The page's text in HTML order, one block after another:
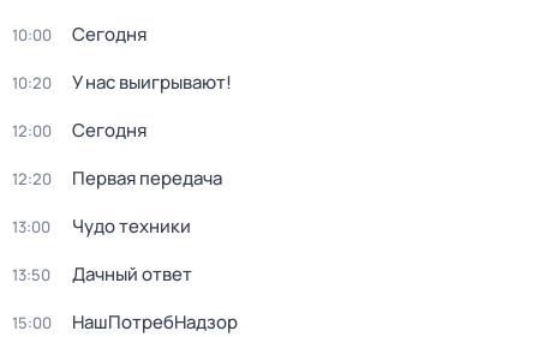
10:00 Сегодня
10:20 У нас выигрывают!
12:00 Сегодня
12:20 Первая передача
13:00 Чудо техники
13:50 Дачный ответ
15:00 НашПотребНадзор